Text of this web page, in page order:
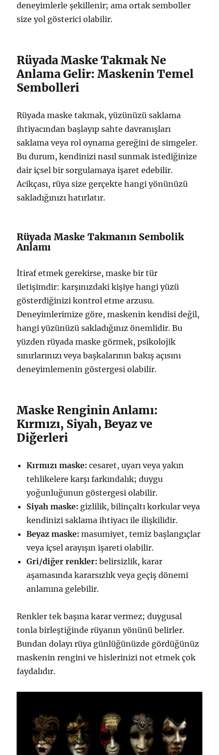
deneyimlerle şekillenir; ama ortak semboller
size yol gösterici olabilir.
Rüyada Maske Takmak Ne
Anlama Gelir: Maskenin Temel
Sembolleri
Rüyada maske takmak, yüzünüzü saklama
ihtiyacından başlayıp sahte davranışları
saklama veya rol oynama gereğini de simgeler.
Bu durum, kendinizi nasıl sunmak istediğinize
dair içsel bir sorgulamaya işaret edebilir.
Acikçası, rüya size gerçekte hangi yönünüzü
sakladığınızı hatırlatır.
Rüyada Maske Takmanın Sembolik
Anlamı
İtiraf etmek gerekirse, maske bir tür
iletişimdir: karşınızdaki kişiye hangi yüzü
gösterdiğinizi kontrol etme arzusu.
Deneyimlerimize göre, maskenin kendisi değil,
hangi yüzünüzü sakladığınız önemlidir. Bu
yüzden rüyada maske görmek, psikolojik
sınırlarınızı veya başkalarının bakış açısını
deneyimlemenin göstergesi olabilir.
Maske Renginin Anlamı:
Kırmızı, Siyah, Beyaz ve
Diğerleri
Kırmızı maske: cesaret, uyarı veya yakın
tehlikelere karşı farkındalık; duygu
yoğunluğunun göstergesi olabilir.
Siyah maske: gizlilik, bilinçaltı korkular veya
kendinizi saklama ihtiyacı ile ilişkilidir.
Beyaz maske: masumiyet, temiz başlangıçlar
veya içsel arayışın işareti olabilir.
Gri/diğer renkler: belirsizlik, karar
aşamasında kararsızlık veya geçiş dönemi
anlamına gelebilir.
Renkler tek başına karar vermez; duygusal
tonla birleştiğinde rüyanın yönünü belirler.
Bundan dolayı rüya günlüğünüzde gördüğünüz
maskenin rengini ve hislerinizi not etmek çok
faydalıdır.